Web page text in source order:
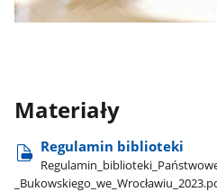
Materiały
Regulamin biblioteki